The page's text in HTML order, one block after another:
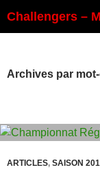
au
Challengers –
Archives par
ARTICLES, SAISON